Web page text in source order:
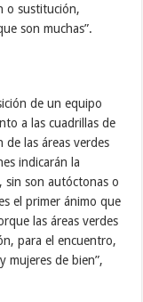
o sustitución,
son muchas”.
de un equipo
a las cuadrillas de
las áreas verdes
indicarán la
sin son autóctonas o
el primer ánimo que
las áreas verdes
para el encuentro,
mujeres de bien”,